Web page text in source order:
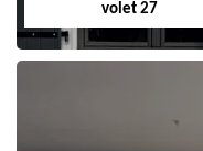
volet 27